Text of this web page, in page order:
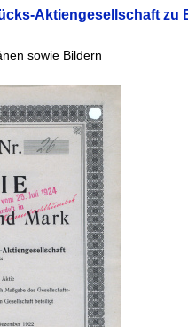
Aktiengesellschaft zu
sowie Bildern